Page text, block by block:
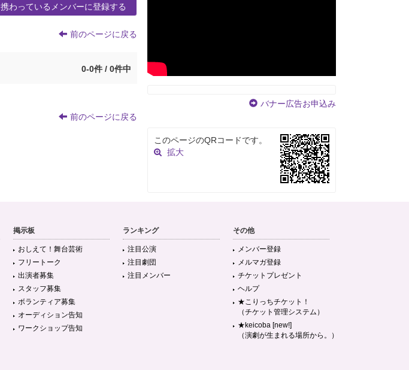
携わっているメンバーに登録する
前のページに戻る
0-0件 / 0件中
前のページに戻る
バナー広告お申込み
このページのQRコードです。
拡大
掲示板
おしえて！舞台芸術
フリートーク
出演者募集
スタッフ募集
ボランティア募集
オーディション告知
ワークショップ告知
ランキング
注目公演
注目劇団
注目メンバー
その他
メンバー登録
メルマガ登録
チケットプレゼント
ヘルプ
★こりっちチケット！
（チケット管理システム）
★keicoba [new!]
（演劇が生まれる場所から。）